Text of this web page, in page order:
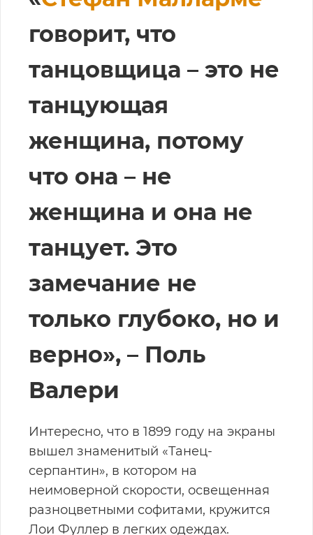
говорит, что
танцовщица – это не
танцующая
женщина, потому
что она – не
женщина и она не
танцует. Это
замечание не
только глубоко, но и
верно», – Поль
Валери
Интересно, что в 1899 году на экраны
вышел знаменитый «Танец-
серпантин», в котором на
неимоверной скорости, освещенная
разноцветными софитами, кружится
Лои Фуллер в легких одеждах.